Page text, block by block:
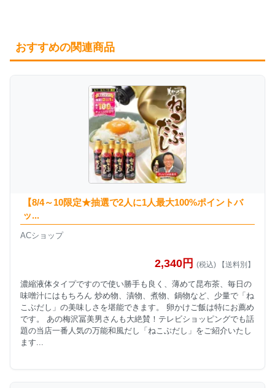
おすすめの関連商品
【8/4～10限定★抽選で2人に1人最大100%ポイントバ
ッ...
ACショップ
2,340円 (税込) 【送料別】
濃縮液体タイプですので使い勝手も良く、薄めて昆布茶、毎日の
味噌汁にはもちろん 炒め物、漬物、煮物、鍋物など、少量で「ね
こぶだし」の美味しさを堪能できます。 卵かけご飯は特にお薦め
です。 あの梅沢冨美男さんも大絶賛！テレビショッピングでも話
題の当店一番人気の万能和風だし「ねこぶだし」をご紹介いたし
ます...